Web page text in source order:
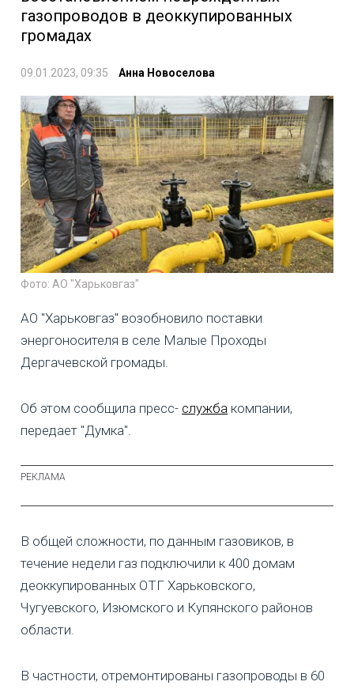
газопроводов в деоккупированных
громадах
09.01.2023, 09:35 Анна Новоселова
Фото: АО "Харьковгаз"
АО "Харьковгаз" возобновило поставки
энергоносителя в селе Малые Проходы
Дергачевской громады.
Об этом сообщила пресс- служба компании,
передает "Думка".
В общей сложности, по данным газовиков, в
течение недели газ подключили к 400 домам
деоккупированных ОТГ Харьковского,
Чугуевского, Изюмского и Купянского районов
области.
В частности, отремонтированы газопроводы в 60